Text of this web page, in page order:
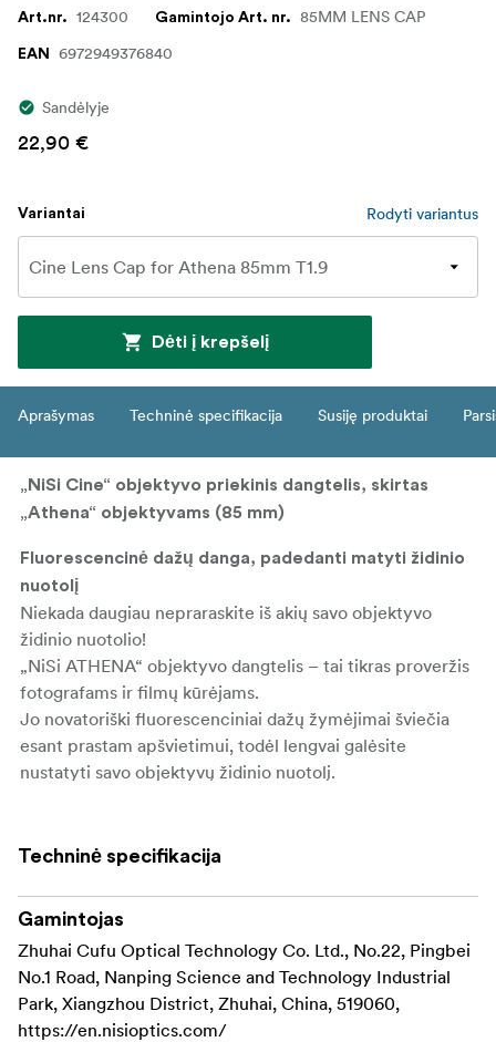
Art.nr. 124300 Gamintojo Art. nr. 85MM LENS CAP
EAN 6972949376840
Sandėlyje
22,90 €
Variantai Rodyti variantus
Dėti į krepšelį
Aprašymas Techninė specifikacija Susiję produktai
„NiSi Cine“ objektyvo priekinis dangtelis, skirtas
„Athena“ objektyvams (85 mm)
Fluorescencinė dažų danga, padedanti matyti židinio
nuotolį
Niekada daugiau nepraraskite iš akių savo objektyvo
židinio nuotolio!
„NiSi ATHENA“ objektyvo dangtelis – tai tikras proveržis
fotografams ir filmų kūrėjams.
Jo novatoriški fluorescenciniai dažų žymėjimai šviečia
esant prastam apšvietimui, todėl lengvai galėsite
nustatyti savo objektyvų židinio nuotolį.
Nesvarbu, ar fotografuojate prastai apšviestoje studijoje,
galėsite greitai paimti reikiamą objektyvą ir
susikoncentruoti į kiekvienos akimirkos tikslią fiksaciją.
Aukščiausios kokybės aliuminio konstrukcija ir raižyta
rankena
Nekompromisinė jūsų brangių objektyvų apsauga!
Techninė specifikacija
Gamintojas
Zhuhai Cufu Optical Technology Co. Ltd., No.22, Pingbei
No.1 Road, Nanping Science and Technology Industrial
Park, Xiangzhou District, Zhuhai, China, 519060,
https://en.nisioptics.com/